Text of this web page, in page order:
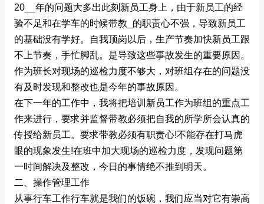
20__年的问题大多出此刻新员工身上，由于新员工的经
验不足和在学车的时候带教_的职责心不强，导致新员工
的基础没有学好。自我顶岗以后，生产节奏加快新员工跟
不上节奏，手忙脚乱。是导致这些事故发生的重要原因。
作为班长对现场的巡检力度不够大，对班组存在的问题没
有及时发现和整改也是今年的事故原因。
在下一年的工作中，我将把培训新员工作为班组的重点工
作来进行，要求并监督带教必须把自我的所学所会认真的
传授给新员工。要求带教必须有职责心!不能存在打马虎
眼的现象发生!在班中加大现场的巡检力度，发现问题第
一时间解决及整改，今日的事情绝不推到明天。
二、操作管理工作
从事行车工作行车就是我们的饭碗，我们应当对它有崇高